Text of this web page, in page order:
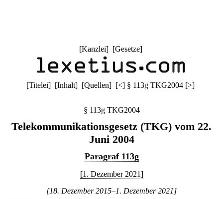
[Kanzlei] [Gesetze]
[Titelei] [Inhalt] [Quellen] [<] § 113g TKG2004 [>]
§ 113g TKG2004
Telekommunikationsgesetz (TKG) vom 22.
Juni 2004
Paragraf 113g
[1. Dezember 2021]
[18. Dezember 2015–1. Dezember 2021]